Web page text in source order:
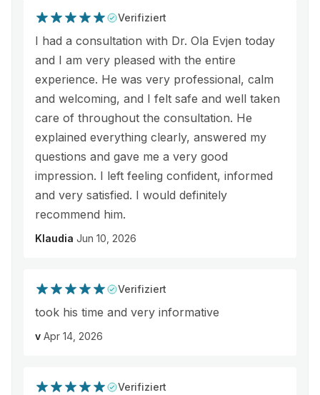
Verifiziert
I had a consultation with Dr. Ola Evjen today
and I am very pleased with the entire
experience. He was very professional, calm
and welcoming, and I felt safe and well taken
care of throughout the consultation. He
explained everything clearly, answered my
questions and gave me a very good
impression. I left feeling confident, informed
and very satisfied. I would definitely
recommend him.
Klaudia Jun 10, 2026
Verifiziert
took his time and very informative
v Apr 14, 2026
Verifiziert